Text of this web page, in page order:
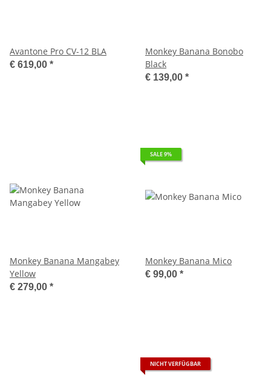
Avantone Pro CV-12 BLA
€ 619,00 *
Monkey Banana Bonobo
Black
€ 139,00 *
Monkey Banana Mangabey
Yellow
€ 279,00 *
SALE 9%
Monkey Banana Mico
€ 99,00 *
NICHT VERFÜGBAR